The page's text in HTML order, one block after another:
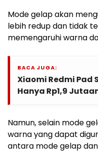
Mode gelap akan
lebih redup dan tidak
memengaruhi warna
BACA JUGA:
Xiaomi Redmi Pad
Hanya Rp1,9
Namun, selain mode
warna yang dapat
antara mode gelap